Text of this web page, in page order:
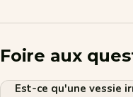
Foire aux
Est-ce qu'une vessie